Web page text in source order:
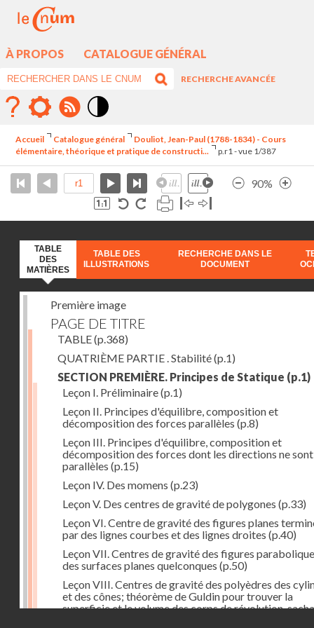
À PROPOS CATALOGUE GÉNÉRAL
RECHERCHE AVANCÉE
élévé
Accueil Catalogue général
Douliot, Jean-Paul (1788-1834) - Cours
élémentaire, théorique et pratique de constructi...
p.r1 - vue 1/387
90%
TABLE
DES
MATIÈRES
TABLE DES
ILLUSTRATIONS
RECHERCHE DANS LE
DOCUMENT
Première image
PAGE DE TITRE
TABLE(p.368)
QUATRIÈME PARTIE . Stabilité(p.1)
SECTION PREMIÈRE. Principes de Statique (p.1)
Leçon I. Préliminaire(p.1)
Leçon II. Principes d'équilibre, composition et
décomposition des forces parallèles (p.8)
Leçon III. Principes d'équilibre, composition et
décomposition des forces dont les directions ne
parallèles (p.15)
Leçon IV. Des momens (p.23)
Leçon V. Des centres de gravité de polygones (p.33)
Leçon VI. Centre de gravité des figures planes
par des lignes courbes et des lignes droites (p.40)
Leçon VII. Centres de gravité des figures
des surfaces planes quelconques (p.50)
Leçon VIII. Centres de gravité des polyèdres des
et des cônes; théorème de Guldin pour trouver la
superficie et le volume des corps de révolution,